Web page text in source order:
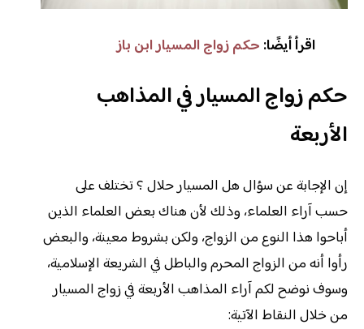
اقرأ أيضًا: حكم زواج المسيار ابن باز
حكم زواج المسيار في المذاهب
الأربعة
إن الإجابة عن سؤال هل المسيار حلال ؟ تختلف على
حسب آراء العلماء، وذلك لأن هناك بعض العلماء الذين
أباحوا هذا النوع من الزواج، ولكن بشروط معينة، والبعض
رأوا أنه من الزواج المحرم والباطل في الشريعة الإسلامية،
وسوف نوضح لكم آراء المذاهب الأربعة في زواج المسيار
من خلال النقاط الآتية: